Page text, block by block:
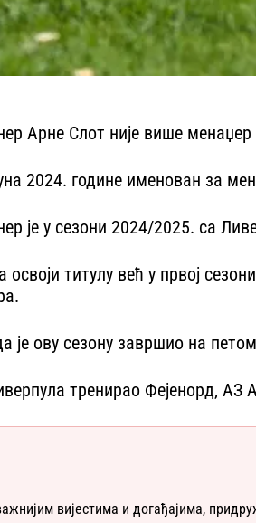
Арне Слот није више
2024. године именован за
је у сезони 2024/2025. са
освоји титулу већ у првој
је ову сезону завршио на
тренирао Фејенорд,
вијестима и догађајима,